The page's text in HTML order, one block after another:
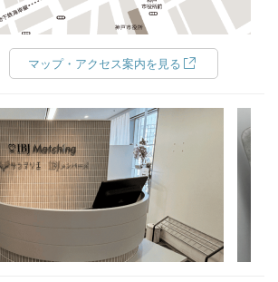
マップ・アクセス案内を見る